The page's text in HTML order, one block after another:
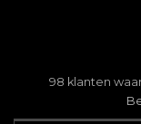
98 klanten